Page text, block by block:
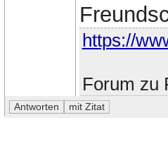
https://
Forum zu